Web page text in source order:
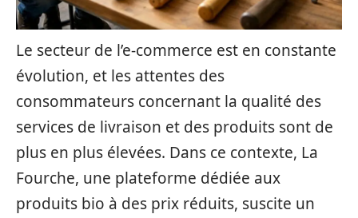
Le secteur de l’e-commerce est en constante
évolution, et les attentes des
consommateurs concernant la qualité des
services de livraison et des produits sont de
plus en plus élevées. Dans ce contexte, La
Fourche, une plateforme dédiée aux
produits bio à des prix réduits, suscite un